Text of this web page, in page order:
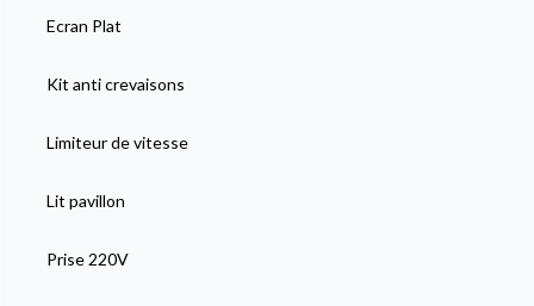
Ecran Plat
Kit anti crevaisons
Limiteur de vitesse
Lit pavillon
Prise 220V